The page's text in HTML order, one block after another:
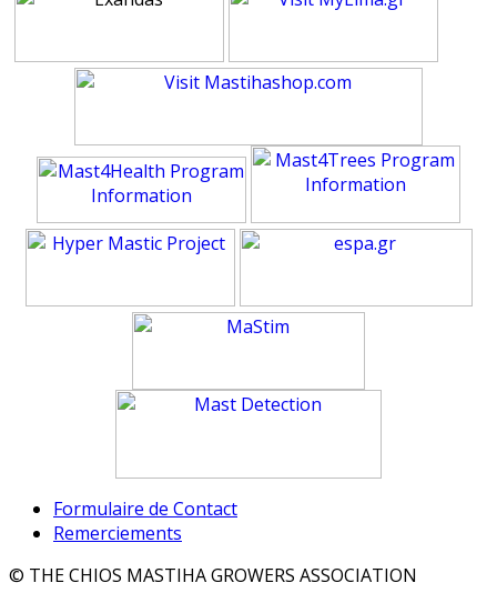
Formulaire de Contact
Remerciements
© THE CHIOS MASTIHA GROWERS ASSOCIATION